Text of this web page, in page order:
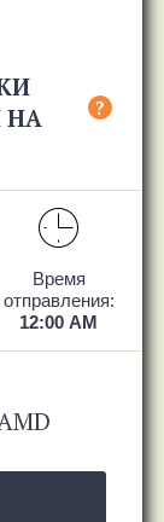
НА
?
Время
отправления:
12:00 AM